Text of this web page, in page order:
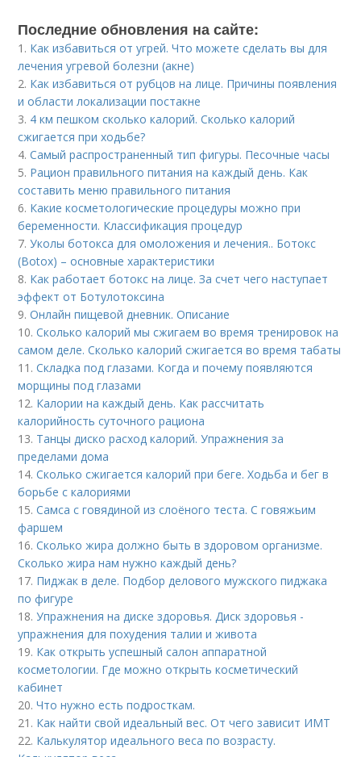
Последние обновления на сайте:
1. Как избавиться от угрей. Что можете сделать вы для
лечения угревой болезни (акне)
2. Как избавиться от рубцов на лице. Причины появления
и области локализации постакне
3. 4 км пешком сколько калорий. Сколько калорий
сжигается при ходьбе?
4.Самый распространенный тип фигуры. Песочные часы
5. Рацион правильного питания на каждый день. Как
составить меню правильного питания
6. Какие косметологические процедуры можно при
беременности. Классификация процедур
7.Уколы ботокса для омоложения и лечения.. Ботокс
(Botox) – основные характеристики
8. Как работает ботокс на лице. За счет чего наступает
эффект от Ботулотоксина
9.Онлайн пищевой дневник. Описание
10.Сколько калорий мы сжигаем во время тренировок на
самом деле. Сколько калорий сжигается во время табаты
11.Складка под глазами. Когда и почему появляются
морщины под глазами
12. Калории на каждый день. Как рассчитать
калорийность суточного рациона
13. Танцы диско расход калорий. Упражнения за
пределами дома
14.Сколько сжигается калорий при беге. Ходьба и бег в
борьбе с калориями
15.Самса с говядиной из слоёного теста. С говяжьим
фаршем
16.Сколько жира должно быть в здоровом организме.
Сколько жира нам нужно каждый день?
17. Пиджак в деле. Подбор делового мужского пиджака
по фигуре
18.Упражнения на диске здоровья. Диск здоровья -
упражнения для похудения талии и живота
19. Как открыть успешный салон аппаратной
косметологии. Где можно открыть косметический
кабинет
20.Что нужно есть подросткам.
21. Как найти свой идеальный вес. От чего зависит ИМТ
22. Калькулятор идеального веса по возрасту.